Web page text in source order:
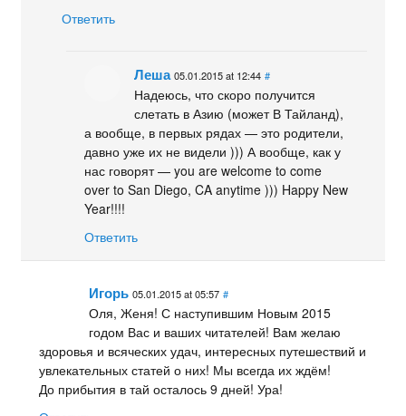
Ответить
Леша 05.01.2015 at 12:44 #
Надеюсь, что скоро получится
слетать в Азию (может В Тайланд),
а вообще, в первых рядах — это родители,
давно уже их не видели ))) А вообще, как у
нас говорят — you are welcome to come
over to San Diego, CA anytime ))) Happy New
Year!!!!
Ответить
Игорь 05.01.2015 at 05:57 #
Оля, Женя! С наступившим Новым 2015
годом Вас и ваших читателей! Вам желаю
здоровья и всяческих удач, интересных путешествий и
увлекательных статей о них! Мы всегда их ждём!
До прибытия в тай осталось 9 дней! Ура!